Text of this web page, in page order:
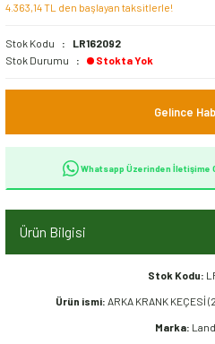
4.363,14 TL den başlayan taksitlerle!
Stok Kodu
LR162092
Stok Durumu
Stokta Yok
Gelince
Whatsapp Üzerinden İletişime
Ürün Bilgisi
Stok Kodu:
Ürün ismi: ARKA KRANK KEÇESİ
Marka: